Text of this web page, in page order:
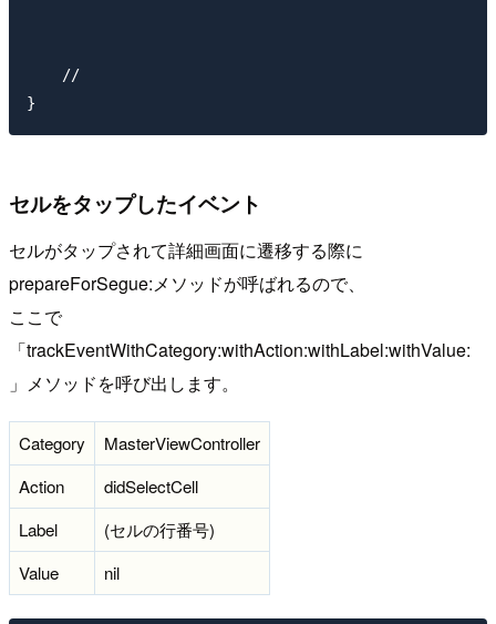
}
セルをタップしたイベント
セルがタップされて詳細画面に遷移する際に
prepareForSegue:メソッドが呼ばれるので、
ここで
「trackEventWithCategory:withAction:withLabel:withValue:
」メソッドを呼び出します。
Category
MasterViewController
Action
didSelectCell
Label
(セルの行番号)
Value
nil